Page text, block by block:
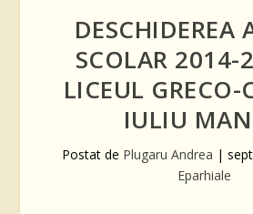
DESCHIDEREA
SCOLAR 2014-
LICEUL GRECO-
IULIU
Postat de Plugaru Andrea |
Eparhiale